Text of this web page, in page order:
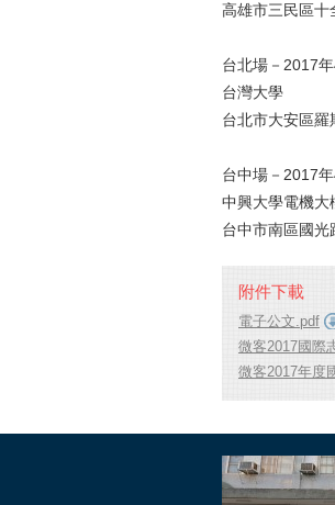
高雄市三民區十
台北場－ 2017年
台灣大學
台北市大安區羅
台中場－ 2017年
中興大學電機大
台中市南區國光
附件下載
電子公文.pdf
微客2017國際
微客2017年度